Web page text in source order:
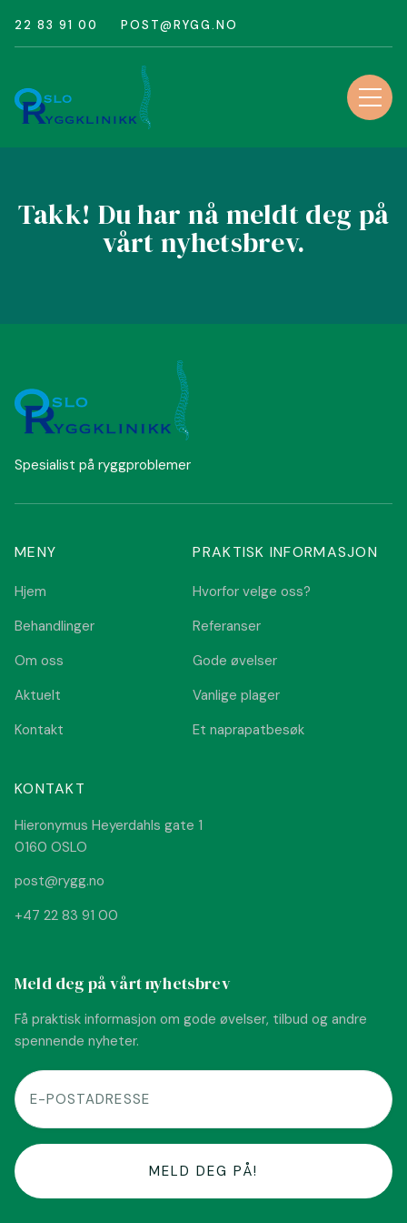
22 83 91 00 POST@RYGG.NO
Takk! Du har nå meldt deg på
vårt nyhetsbrev.
Spesialist på ryggproblemer
MENY
Hjem
Behandlinger
Om oss
Aktuelt
Kontakt
PRAKTISK INFORMASJON
Hvorfor velge oss?
Referanser
Gode øvelser
Vanlige plager
Et naprapatbesøk
KONTAKT
Hieronymus Heyerdahls gate 1
0160 OSLO
post@rygg.no
+47 22 83 91 00
Meld deg på vårt nyhetsbrev
Få praktisk informasjon om gode øvelser, tilbud og andre
spennende nyheter.